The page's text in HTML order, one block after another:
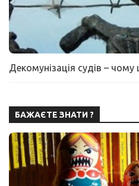
Декомунізація судів –
БАЖАЄТЕ ЗНАТИ ?